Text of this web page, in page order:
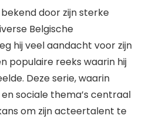
door zijn sterke
Belgische
hij veel aandacht voor zijn
populaire reeks waarin hij
Deze serie, waarin
sociale thema’s centraal
om zijn acteertalent te